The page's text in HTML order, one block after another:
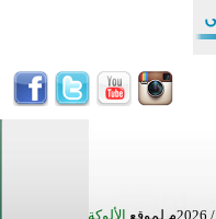
الألوكة